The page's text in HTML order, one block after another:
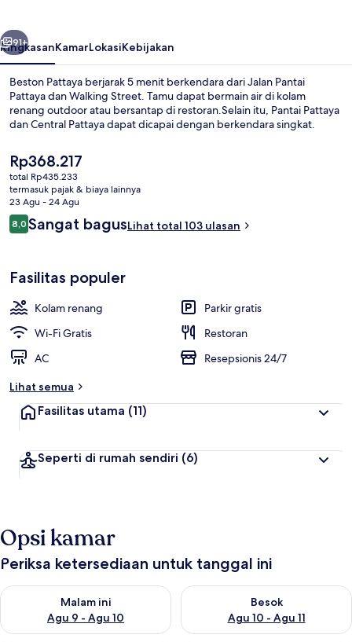
Berikutnya
91+
RingkasanKamarLokasiKebijakan
Beston Pattaya berjarak 5 menit berkendara dari Jalan Pantai
Pattaya dan Walking Street. Tamu dapat bermain air di kolam
renang outdoor atau bersantap di restoran.Selain itu, Pantai Pattaya
dan Central Pattaya dapat dicapai dengan berkendara singkat.
Harga
saat
ini
Rp368.217
Rp368.217
total Rp435.233
termasuk pajak & biaya lainnya
23 Agu - 24 Agu
Ulasan
8,08,0 dari 10
Sangat bagusLihat total 103 ulasan
Fasilitas populer
Kolam renang
Parkir gratis
Wi-Fi Gratis
Restoran
AC
Resepsionis 24/7
Lihat semua
Fasilitas utama (11)
Seperti di rumah sendiri (6)
Opsi kamar
Periksa ketersediaan untuk tanggal ini
Malam ini
Agu 9 - Agu 10
Periksa ketersediaan untuk malam ini Agu 9 - Agu 10
Besok
Agu 10 - Agu 11
Periksa ketersediaan untuk